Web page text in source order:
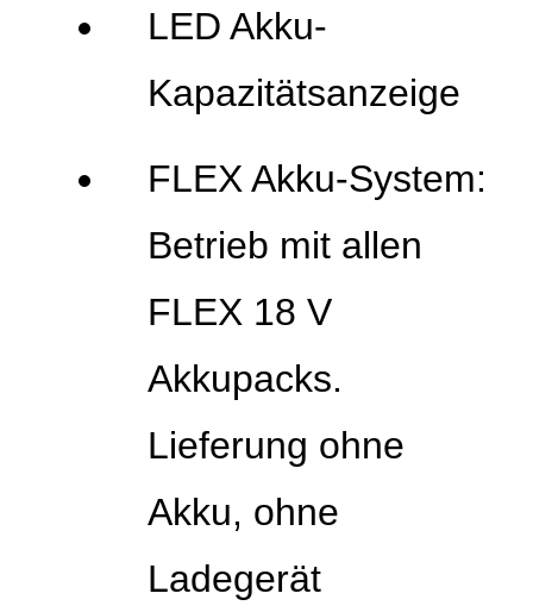
LED Akku-
Kapazitätsanzeige
FLEX Akku-System:
Betrieb mit allen
FLEX 18 V
Akkupacks.
Lieferung ohne
Akku, ohne
Ladegerät